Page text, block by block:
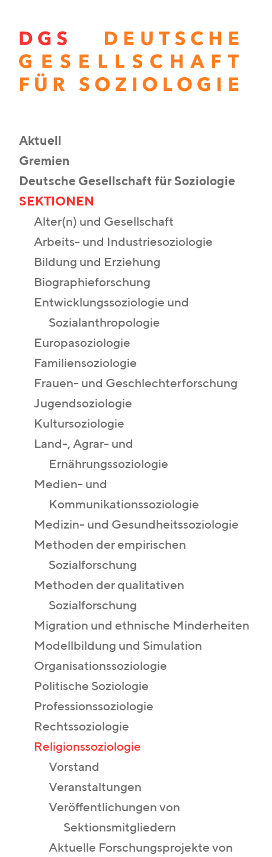
Aktuell
Gremien
Deutsche Gesellschaft für Soziologie
SEKTIONEN
Alter(n) und Gesellschaft
Arbeits- und Industriesoziologie
Bildung und Erziehung
Biographieforschung
Entwicklungssoziologie und
Sozialanthropologie
Europasoziologie
Familiensoziologie
Frauen- und Geschlechterforschung
Jugendsoziologie
Kultursoziologie
Land-, Agrar- und
Ernährungssoziologie
Medien- und
Kommunikationssoziologie
Medizin- und Gesundheitssoziologie
Methoden der empirischen
Sozialforschung
Methoden der qualitativen
Sozialforschung
Migration und ethnische Minderheiten
Modellbildung und Simulation
Organisationssoziologie
Politische Soziologie
Professionssoziologie
Rechtssoziologie
Religionssoziologie
Vorstand
Veranstaltungen
Veröffentlichungen von
Sektionsmitgliedern
Aktuelle Forschungsprojekte von